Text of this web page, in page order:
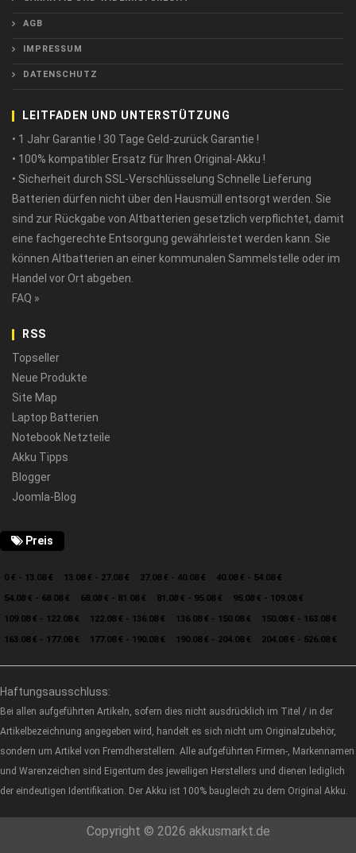
AGB
IMPRESSUM
DATENSCHUTZ
LEITFADEN UND UNTERSTÜTZUNG
• 1 Jahr Garantie ! 30 Tage Geld-zurück Garantie !
• 100% kompatibler Ersatz für Ihren Original-Akku !
• Sicherheit durch SSL-Verschlüsselung Schnelle Lieferung
Batterien dürfen nicht über den Hausmüll entsorgt werden. Sie
sind zur Rückgabe von Altbatterien gesetzlich verpflichtet, damit
eine fachgerechte Entsorgung gewährleistet werden kann. Sie
können Altbatterien an einer kommunalen Sammelstelle oder im
Handel vor Ort abgeben.
FAQ »
RSS
Topseller
Neue Produkte
Site Map
Laptop Batterien
Notebook Netzteile
Akku Tipps
Blogger
Joomla-Blog
Preis
0 € - 13.08 € 13.08 € - 27.08 € 27.08 € - 40.08 €
40.08 € - 54.08 €
54.08 € - 68.08 €
68.08 € - 81.08 € 81.08 € - 95.08 €
95.08 € - 109.08 €
109.08 € - 122.08 €
122.08 € - 136.08 € 136.08 € - 150.08 €
150.08 € - 163.08 €
163.08 € - 177.08 €
177.08 € - 190.08 € 190.08 € - 204.08 € 204.08 € - 526.08 €
Haftungsausschluss:
Bei allen aufgeführten Artikeln, sofern dies nicht ausdrücklich im Titel / in der
Artikelbezeichnung angegeben wird, handelt es sich nicht um Originalzubehör,
sondern um Artikel von Fremdherstellern. Alle aufgeführten Firmen-, Markennamen
und Warenzeichen sind Eigentum des jeweiligen Herstellers und dienen lediglich
der eindeutigen Identifikation. Der Akku ist 100% baugleich zu dem Original Akku.
Copyright © 2026 akkusmarkt.de